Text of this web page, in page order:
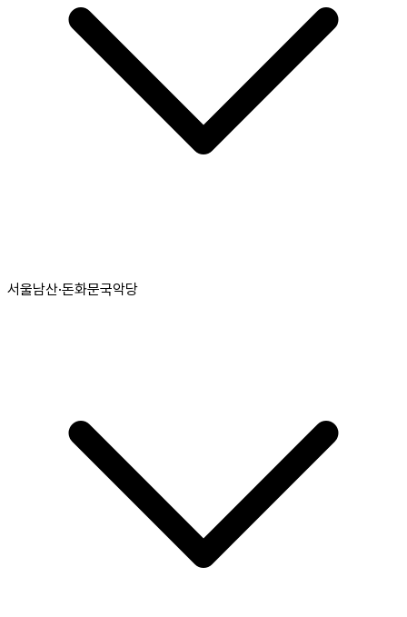
서울남산·돈화문국악당